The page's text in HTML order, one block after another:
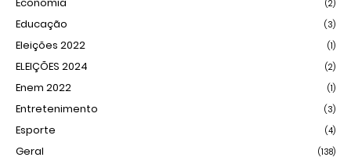
Economia (2)
Educação (3)
Eleições 2022 (1)
ELEIÇÕES 2024 (2)
Enem 2022 (1)
Entretenimento (3)
Esporte (4)
Geral (138)